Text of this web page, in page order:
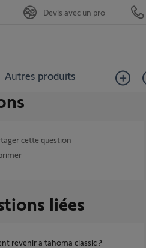
Autres produits
Devis avec un pro
cette question
liées
revenir a tahoma classic ?